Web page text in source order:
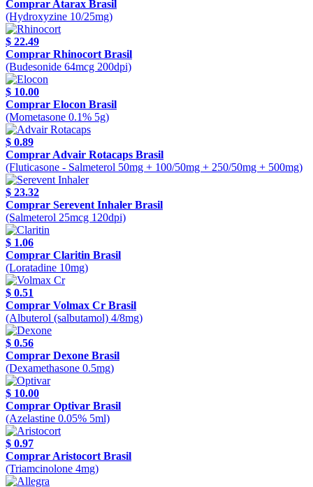
Comprar Atarax Brasil
(Hydroxyzine 10/25mg)
$ 22.49
Comprar Rhinocort Brasil
(Budesonide 64mcg 200dpi)
$ 10.00
Comprar Elocon Brasil
(Mometasone 0.1% 5g)
$ 0.89
Comprar Advair Rotacaps Brasil
(Fluticasone - Salmeterol 50mg + 100/50mg + 250/50mg + 500mg)
$ 23.32
Comprar Serevent Inhaler Brasil
(Salmeterol 25mcg 120dpi)
$ 1.06
Comprar Claritin Brasil
(Loratadine 10mg)
$ 0.51
Comprar Volmax Cr Brasil
(Albuterol (salbutamol) 4/8mg)
$ 0.56
Comprar Dexone Brasil
(Dexamethasone 0.5mg)
$ 10.00
Comprar Optivar Brasil
(Azelastine 0.05% 5ml)
$ 0.97
Comprar Aristocort Brasil
(Triamcinolone 4mg)